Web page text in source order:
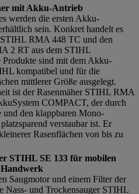
mit Akku-Antrieb
werden die ersten Akku-
sein. Konkret handelt es
STIHL RMA 448 TC und den
2 RT aus dem STIHL
sind mit dem Akku-
kompatibel und für die
mittlerer Größe ausgelegt.
ist der Rasenmäher STIHL RMA
COMPACT, der durch
und den klappbaren Mono-
verstaubar ist. Er
Rasenflächen von bis zu
STIHL SE 133 für mobilen
Saugmotor und einem Filter der
Nass- und Trockensauger STIHL